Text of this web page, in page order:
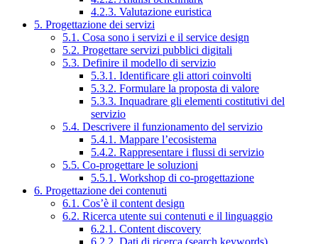
4.2.3. Valutazione euristica
5. Progettazione dei servizi
5.1. Cosa sono i servizi e il service design
5.2. Progettare servizi pubblici digitali
5.3. Definire il modello di servizio
5.3.1. Identificare gli attori coinvolti
5.3.2. Formulare la proposta di valore
5.3.3. Inquadrare gli elementi costitutivi del
servizio
5.4. Descrivere il funzionamento del servizio
5.4.1. Mappare l’ecosistema
5.4.2. Rappresentare i flussi di servizio
5.5. Co-progettare le soluzioni
5.5.1. Workshop di co-progettazione
6. Progettazione dei contenuti
6.1. Cos’è il content design
6.2. Ricerca utente sui contenuti e il linguaggio
6.2.1. Content discovery
6.2.2. Dati di ricerca (search keywords)